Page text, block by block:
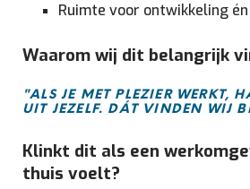
Ruimte voor ontwikkeling
Waarom wij dit belangrijk
"ALS JE MET PLEZIER WERKT,
UIT JEZELF. DÁT VINDEN WIJ
Klinkt dit als een
thuis voelt?